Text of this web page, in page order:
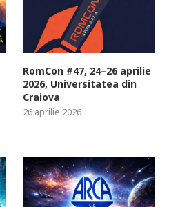
RomCon #47, 24–26 aprilie
2026, Universitatea din
Craiova
26 aprilie 2026